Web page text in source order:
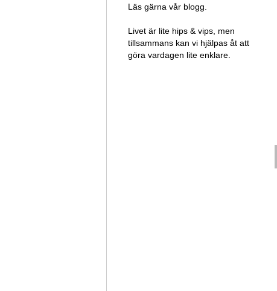
Läs gärna vår blogg.
Livet är lite hips & vips, men
tillsammans kan vi hjälpas åt att
göra vardagen lite enklare.